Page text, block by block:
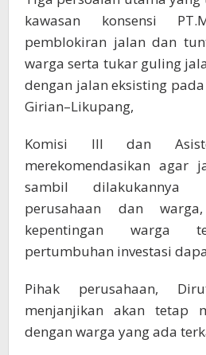
kawasan konsensi
pemblokiran jalan dan
warga serta tukar guling
dengan jalan eksisting
Girian–Likupang,
Komisi III dan
merekomendasikan agar
sambil dilakukannya
perusahaan dan
kepentingan warga
pertumbuhan investasi
Pihak perusahaan,
menjanjikan akan tetap
dengan warga yang ada